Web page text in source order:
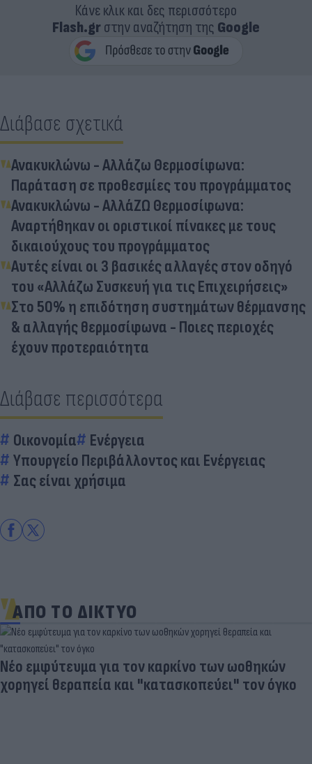
Κάνε κλικ και δες περισσότερο
Flash.grστην αναζήτηση της Google
Διάβασε σχετικά
Ανακυκλώνω - Αλλάζω Θερμοσίφωνα:
Παράταση σε προθεσμίες του προγράμματος
Ανακυκλώνω - ΑλλάΖΩ Θερμοσίφωνα:
Αναρτήθηκαν οι οριστικοί πίνακες με τους
δικαιούχους του προγράμματος
Αυτές είναι οι 3 βασικές αλλαγές στον οδηγό
του «Αλλάζω Συσκευή για τις Επιχειρήσεις»
Στο 50% η επιδότηση συστημάτων θέρμανσης
& αλλαγής θερμοσίφωνα - Ποιες περιοχές
έχουν προτεραιότητα
Διάβασε περισσότερα
Οικονομία
Ενέργεια
Υπουργείο Περιβάλλοντος και Ενέργειας
Σας είναι χρήσιμα
ΑΠΟ ΤΟ ΔΙΚΤΥΟ
Νέο εμφύτευμα για τον καρκίνο των ωοθηκών
χορηγεί θεραπεία και "κατασκοπεύει" τον όγκο